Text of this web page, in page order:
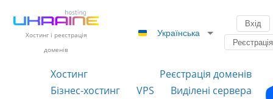
Хостинг і реєстрація
доменів
Українська
Вхід
Реєстрація
Хостинг
Реєстрація доменів
Бізнес-хостинг
VPS
Виділені сервера